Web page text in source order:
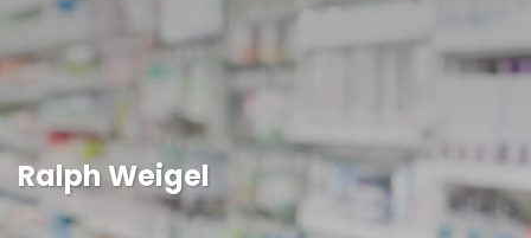
Ralph Weigel